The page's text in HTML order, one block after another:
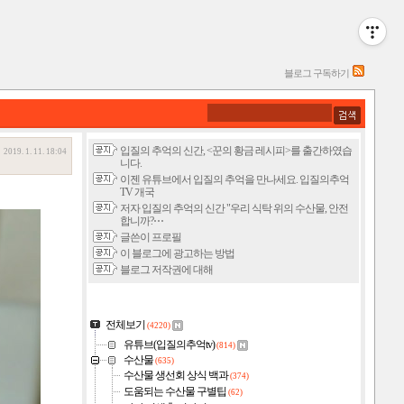
블로그 구독하기
2019. 1. 11. 18:04
입질의 추억의 신간, <꾼의 황금 레시피>를 출간하였습
니다.
이젠 유튜브에서 입질의 추억을 만나세요. 입질의추억
TV 개국
저자 입질의 추억의 신간 "우리 식탁 위의 수산물, 안전
합니까?⋯
글쓴이 프로필
이 블로그에 광고하는 방법
블로그 저작권에 대해
전체보기 (4220)
유튜브(입질의추억tv)(814)
수산물 (635)
수산물 생선회 상식 백과(374)
도움되는 수산물 구별팁 (62)